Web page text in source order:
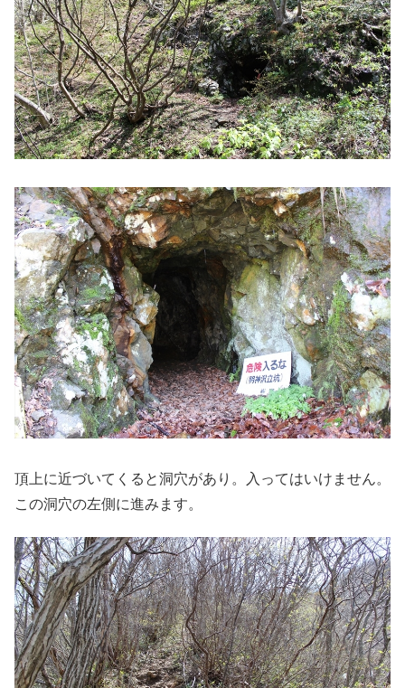
頂上に近づいてくると洞穴があり。入ってはいけません。
この洞穴の左側に進みます。